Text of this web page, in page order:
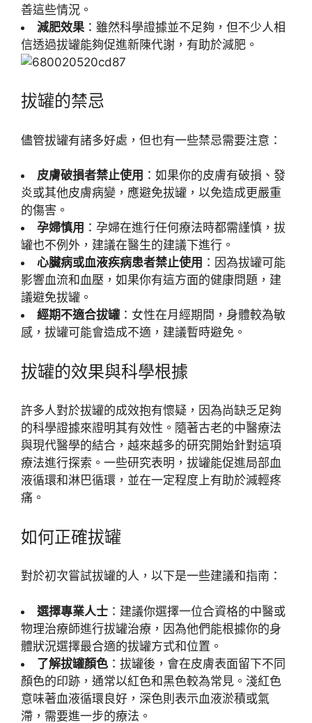
善這些情況。
減肥效果 ：雖然科學證據並不足夠，但不少人相
信透過拔罐能夠促進新陳代謝，有助於減肥。
拔罐的禁忌
儘管拔罐有諸多好處，但也有一些禁忌需要注意：
皮膚破損者禁止使用 ：如果你的皮膚有破損、發
炎或其他皮膚病變，應避免拔罐，以免造成更嚴重
的傷害。
孕婦慎用 ：孕婦在進行任何療法時都需謹慎，拔
罐也不例外，建議在醫生的建議下進行。
心臟病或血液疾病患者禁止使用 ：因為拔罐可能
影響血流和血壓，如果你有這方面的健康問題，建
議避免拔罐。
經期不適合拔罐：女性在月經期間，身體較為敏
感，拔罐可能會造成不適，建議暫時避免。
拔罐的效果與科學根據
許多人對於拔罐的成效抱有懷疑，因為尚缺乏足夠
的科學證據來證明其有效性。隨著古老的中醫療法
與現代醫學的結合，越來越多的研究開始針對這項
療法進行探索。一些研究表明，拔罐能促進局部血
液循環和淋巴循環，並在一定程度上有助於減輕疼
痛。
如何正確拔罐
對於初次嘗試拔罐的人，以下是一些建議和指南：
選擇專業人士 ：建議你選擇一位合資格的中醫或
物理治療師進行拔罐治療，因為他們能根據你的身
體狀況選擇最合適的拔罐方式和位置。
了解拔罐顏色 ：拔罐後，會在皮膚表面留下不同
顏色的印跡，通常以紅色和黑色較為常見。淺紅色
意味著血液循環良好，深色則表示血液淤積或氣
滯，需要進一步的療法。